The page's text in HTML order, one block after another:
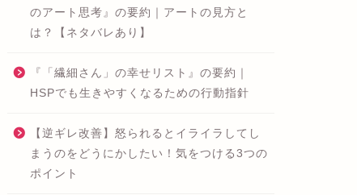
のアート思考』の要約｜アートの見方と
は？【ネタバレあり】
『「繊細さん」の幸せリスト』の要約｜
HSPでも生きやすくなるための行動指針
【逆ギレ改善】怒られるとイライラしてし
まうのをどうにかしたい！気をつける3つの
ポイント